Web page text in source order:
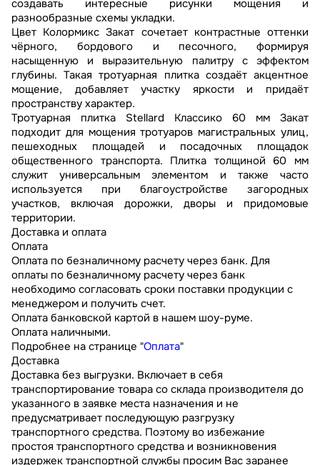
создавать интересные рисунки мощения и
разнообразные схемы укладки.
Цвет Колормикс Закат сочетает контрастные оттенки
чёрного, бордового и песочного, формируя
насыщенную и выразительную палитру с эффектом
глубины. Такая тротуарная плитка создаёт акцентное
мощение, добавляет участку яркости и придаёт
пространству характер.
Тротуарная плитка Stellard Классико 60 мм Закат
подходит для мощения тротуаров магистральных улиц,
пешеходных площадей и посадочных площадок
общественного транспорта. Плитка толщиной 60 мм
служит универсальным элементом и также часто
используется при благоустройстве загородных
участков, включая дорожки, дворы и придомовые
территории.
Доставка и оплата
Оплата
Оплата по безналичному расчету через банк. Для
оплаты по безналичному расчету через банк
необходимо согласовать сроки поставки продукции с
менеджером и получить счет.
Оплата банковской картой в нашем шоу-руме.
Оплата наличными.
Подробнее на странице "Оплата"
Доставка
Доставка без выгрузки. Включает в себя
транспортирование товара со склада производителя до
указанного в заявке места назначения и не
предусматривает последующую разгрузку
транспортного средства. Поэтому во избежание
простоя транспортного средства и возникновения
издержек транспортной службы просим Вас заранее